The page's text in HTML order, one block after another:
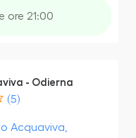
ore 21:00
- Odierna
(5)
Acquaviva,